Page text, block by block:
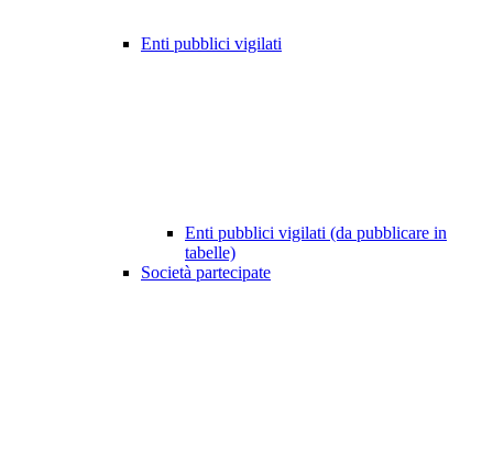
Enti pubblici vigilati
Enti pubblici vigilati (da pubblicare in
tabelle)
Società partecipate